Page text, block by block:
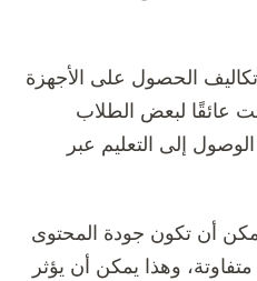
تكاليف الحصول على الأجهزة
عائقًا لبعض الطلاب
إلى التعليم عبر
أن تكون جودة المحتوى
متفاوتة، وهذا يمكن أن يؤثر